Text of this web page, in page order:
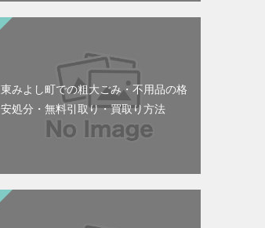
東みよし町での粗大ごみ・不用品の格
安処分・無料引取り・買取り方法